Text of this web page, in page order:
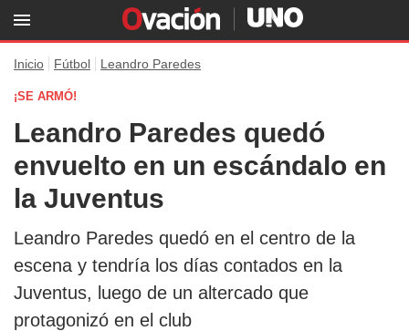
Inicio Fútbol Leandro Paredes
¡SE ARMÓ!
Leandro Paredes quedó
envuelto en un escándalo en
la Juventus
Leandro Paredes quedó en el centro de la
escena y tendría los días contados en la
Juventus, luego de un altercado que
protagonizó en el club